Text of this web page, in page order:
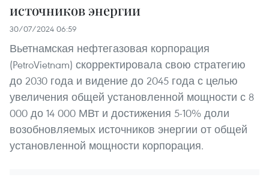
источников энергии
30/07/2024 06:59
Вьетнамская нефтегазовая корпорация
(PetroVietnam) скорректировала свою стратегию
до 2030 года и видение до 2045 года с целью
увеличения общей установленной мощности с 8
000 до 14 000 МВт и достижения 5-10% доли
возобновляемых источников энергии от общей
установленной мощности корпорация.